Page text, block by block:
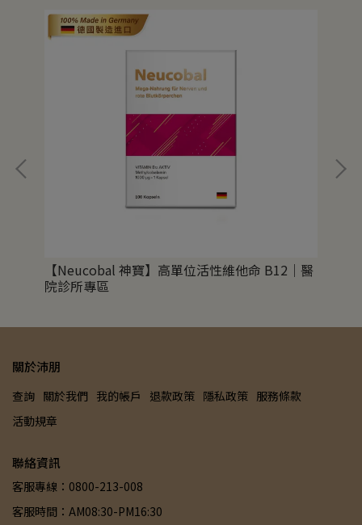
【Neucobal 神寶】高單位活性維他命 B12｜醫
院診所專區
關於沛朋
查詢 關於我們 我的帳戶 退款政策 隱私政策 服務條款
活動規章
聯絡資訊
客服專線：0800-213-008
客服時間：AM08:30-PM16:30